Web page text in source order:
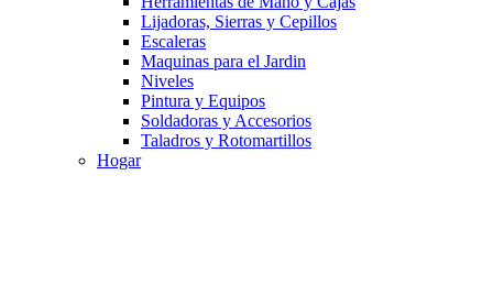
Lijadoras, Sierras y Cepillos
Escaleras
Maquinas para el Jardin
Niveles
Pintura y Equipos
Soldadoras y Accesorios
Taladros y Rotomartillos
Hogar